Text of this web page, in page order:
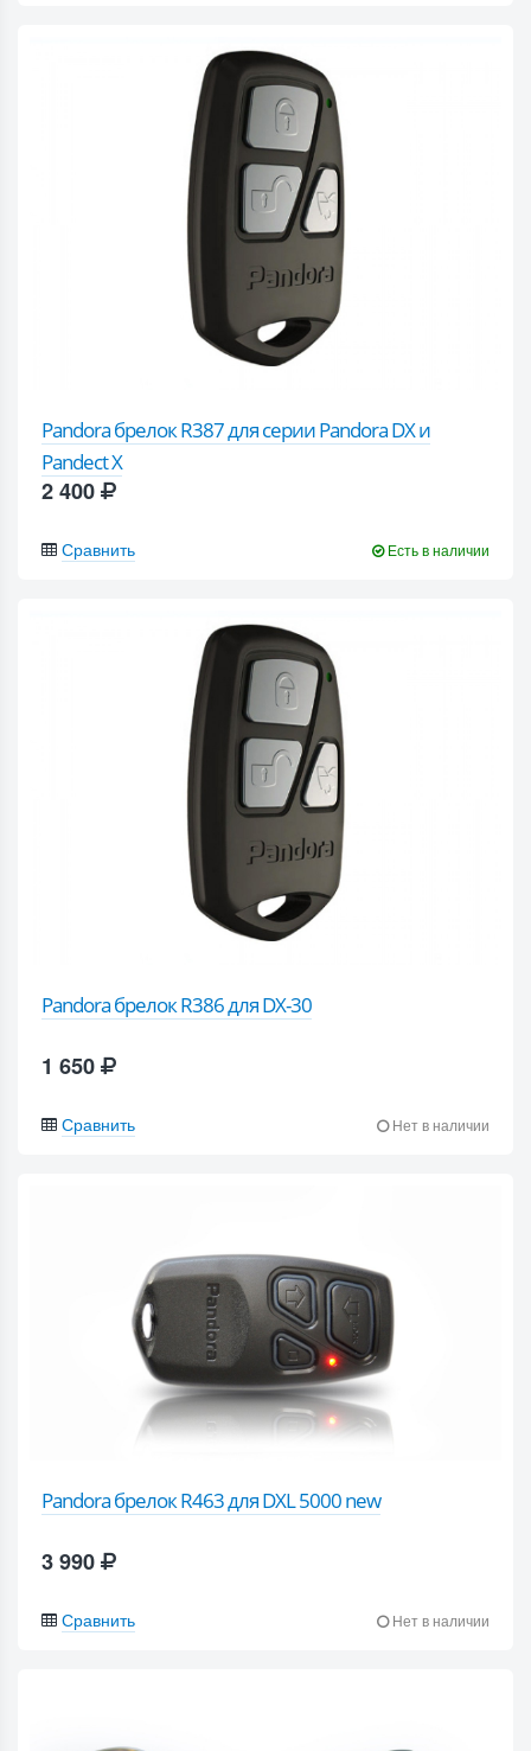
Pandora брелок R387 для серии Pandora DX и
Pandect X
2 400
Сравнить Есть в наличии
Pandora брелок R386 для DX-30
1 650
Сравнить Нет в наличии
Pandora брелок R463 для DXL 5000 new
3 990
Сравнить Нет в наличии